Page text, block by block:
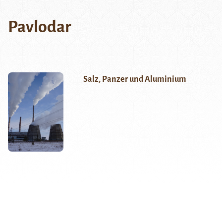
Pavlodar
Salz, Panzer und Aluminium